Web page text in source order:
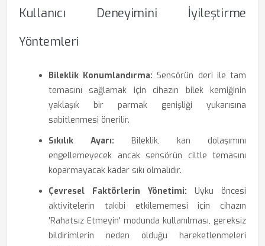
Kullanıcı Deneyimini İyileştirme
Yöntemleri
Bileklik Konumlandırma: Sensörün deri ile tam
temasını sağlamak için cihazın bilek kemiğinin
yaklaşık bir parmak genişliği yukarısına
sabitlenmesi önerilir.
Sıkılık Ayarı: Bileklik, kan dolaşımını
engellemeyecek ancak sensörün ciltle temasını
koparmayacak kadar sıkı olmalıdır.
Çevresel Faktörlerin Yönetimi: Uyku öncesi
aktivitelerin takibi etkilememesi için cihazın
'Rahatsız Etmeyin' modunda kullanılması, gereksiz
bildirimlerin neden olduğu hareketlenmeleri